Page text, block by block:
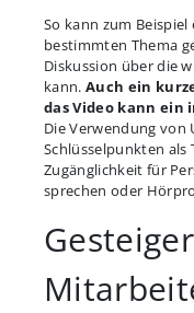
So kann zum
bestimmten Thema
Diskussion über die
kann. Auch ein
das Video kann
Die Verwendung
Schlüsselpunkten
Zugänglichkeit für
sprechen oder